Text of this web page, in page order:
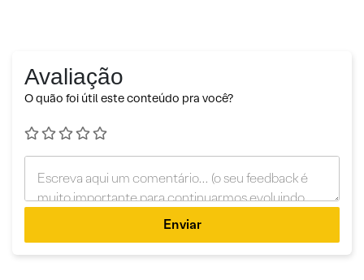
Avaliação
O quão foi útil este conteúdo pra você?
Enviar